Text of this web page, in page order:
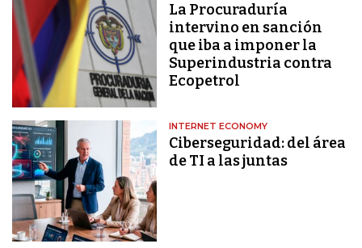
La Procuraduría
intervino en sanción
que iba a imponer la
Superindustria contra
Ecopetrol
INTERNET ECONOMY
Ciberseguridad: del área
de TI a las juntas